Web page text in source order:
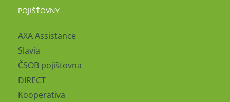
POJIŠŤOVNY
AXA Assistance
Slavia
ČSOB pojišťovna
DIRECT
Kooperativa